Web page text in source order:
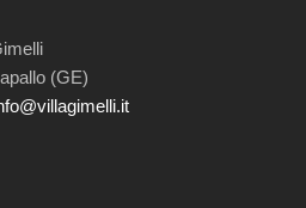
(GE)